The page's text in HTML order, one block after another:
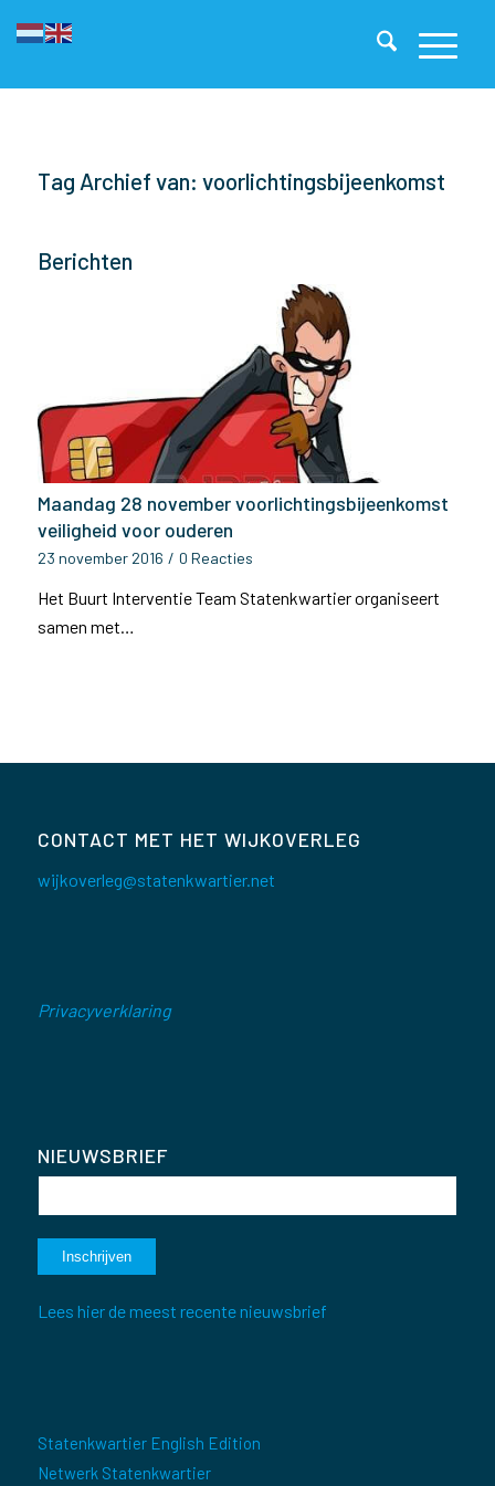
Tag Archief van: voorlichtingsbijeenkomst
Berichten
Maandag 28 november voorlichtingsbijeenkomst
veiligheid voor ouderen
23 november 2016 / 0 Reacties
Het Buurt Interventie Team Statenkwartier organiseert
samen met…
CONTACT MET HET WIJKOVERLEG
wijkoverleg@statenkwartier.net
Privacyverklaring
NIEUWSBRIEF
Lees hier de meest recente nieuwsbrief
Statenkwartier English Edition
Netwerk Statenkwartier